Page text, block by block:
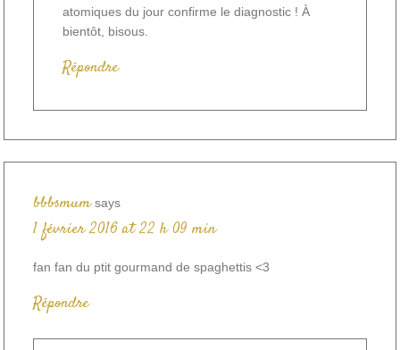
atomiques du jour confirme le diagnostic ! À
bientôt, bisous.
Répondre
bbbsmum says
1 février 2016 at 22 h 09 min
fan fan du ptit gourmand de spaghettis <3
Répondre